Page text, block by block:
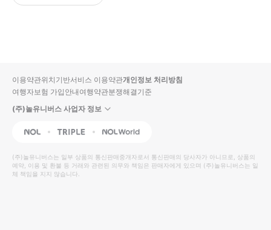
입니
다.
높
은
순
동
영
상
순
상
이용약관위치기반서비스 이용약관개인정보 처리방침
여행자보험 가입안내여행약관분쟁해결기준
(주)놀유니버스 사업자 정보
NOL Triple Interpark Global
(주)놀유니버스는 일부 상품의 통신판매중개자로서 통신판매의 당사자가 아니므로, 상품의
예약, 이용 및 환불 등 거래와 관련된 의무와 책임은 판매자에게 있으며 (주)놀유니버스는 일
체 책임을 지지 않습니다.